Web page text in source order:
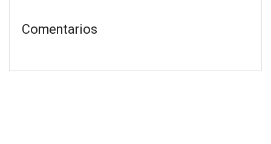
Comentarios